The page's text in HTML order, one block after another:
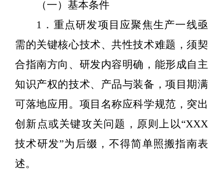
（一）基本条件
1 ．重点研发项目应聚焦生产一线亟
需的关键核心技术、共性技术难题，须契
合指南方向、研发内容明确，能形成自主
知识产权的技术、产品与装备，项目期满
可落地应用。项目名称应科学规范，突出
创新点或关键攻关问题，原则上以“XXX
技术研发”为后缀，不得简单照搬指南表
述。